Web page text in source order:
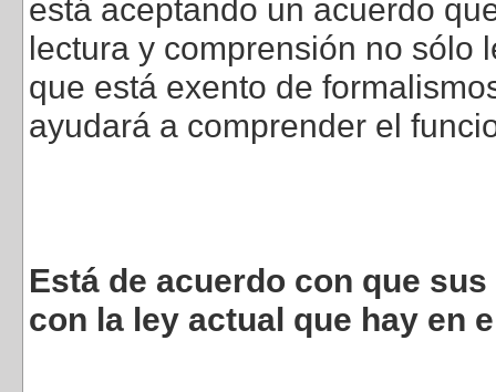
está aceptando un acuerdo
lectura y comprensión no sólo
que está exento de
ayudará a comprender el
Está de acuerdo con que
con la ley actual que hay en